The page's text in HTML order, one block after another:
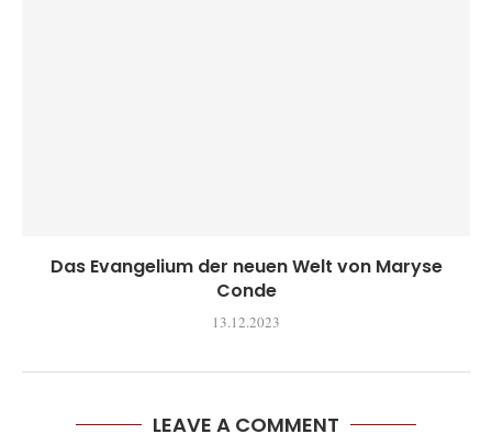
Das Evangelium der neuen Welt von Maryse
Conde
13.12.2023
LEAVE A COMMENT